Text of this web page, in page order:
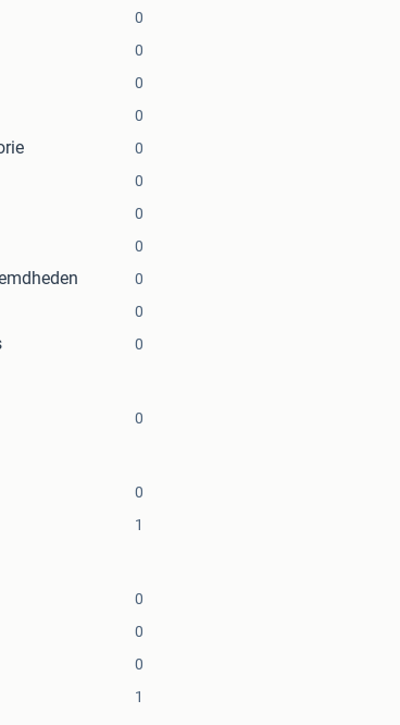
0
0
0
0
0
0
0
0
0
0
0
0
0
1
0
0
0
1